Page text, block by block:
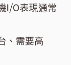
I/O表現通常
、需要高